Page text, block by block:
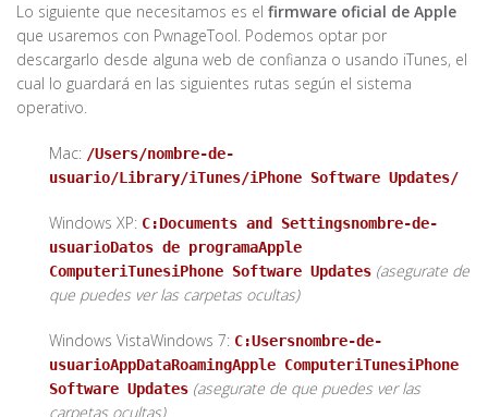
Lo siguiente que necesitamos es el firmware oficial de Apple
que usaremos con PwnageTool. Podemos optar por
descargarlo desde alguna web de confianza o usando iTunes, el
cual lo guardará en las siguientes rutas según el sistema
operativo.
Mac: /Users/nombre-de-
usuario/Library/iTunes/iPhone Software Updates/
Windows XP: C:Documents and Settingsnombre-de-
usuarioDatos de programaApple
ComputeriTunesiPhone Software Updates (asegurate de
que puedes ver las carpetas ocultas)
Windows VistaWindows 7: C:Usersnombre-de-
usuarioAppDataRoamingApple ComputeriTunesiPhone
Software Updates (asegurate de que puedes ver las
carpetas ocultas)